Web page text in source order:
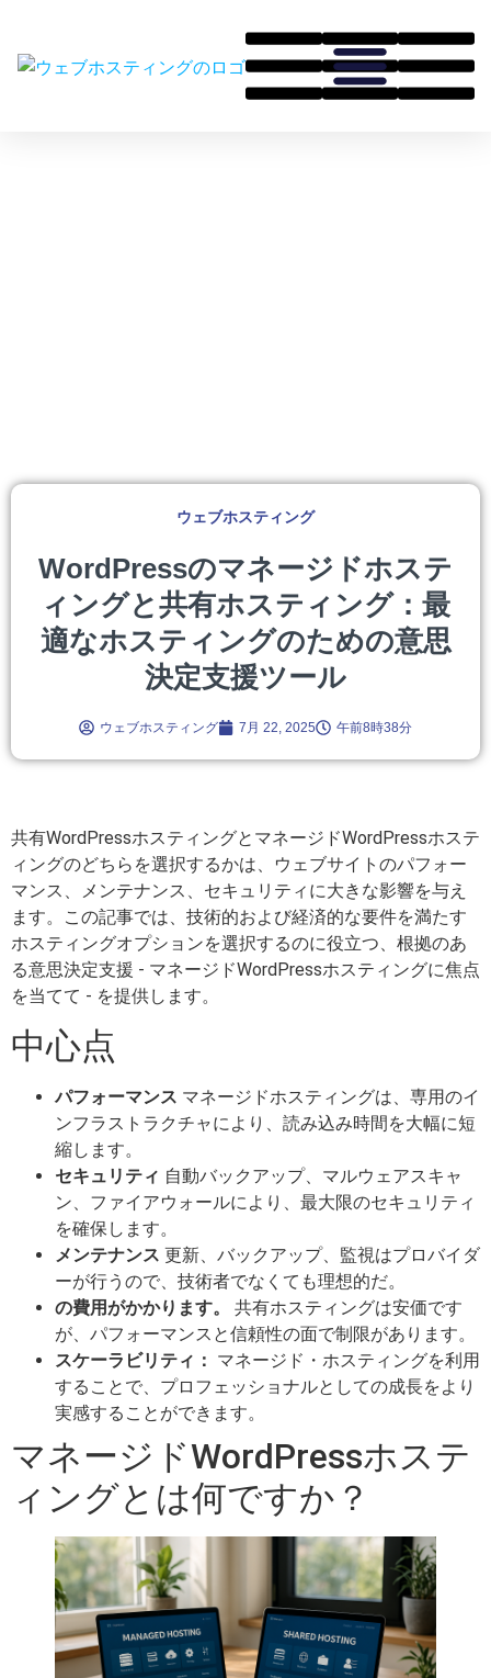
ウェブホスティング
WordPressのマネージドホステ
ィングと共有ホスティング：最
適なホスティングのための意思
決定支援ツール
ウェブホスティング 7月 22, 2025 午前8時38分
共有WordPressホスティングとマネージドWordPressホステ
ィングのどちらを選択するかは、ウェブサイトのパフォー
マンス、メンテナンス、セキュリティに大きな影響を与え
ます。この記事では、技術的および経済的な要件を満たす
ホスティングオプションを選択するのに役立つ、根拠のあ
る意思決定支援 - マネージドWordPressホスティングに焦点
を当てて - を提供します。
中心点
パフォーマンス マネージドホスティングは、専用のイ
ンフラストラクチャにより、読み込み時間を大幅に短
縮します。
セキュリティ 自動バックアップ、マルウェアスキャ
ン、ファイアウォールにより、最大限のセキュリティ
を確保します。
メンテナンス 更新、バックアップ、監視はプロバイダ
ーが行うので、技術者でなくても理想的だ。
の費用がかかります。
共有ホスティングは安価です
が、パフォーマンスと信頼性の面で制限があります。
スケーラビリティ： マネージド・ホスティングを利用
することで、プロフェッショナルとしての成長をより
実感することができます。
マネージドWordPressホステ
ィングとは何ですか？